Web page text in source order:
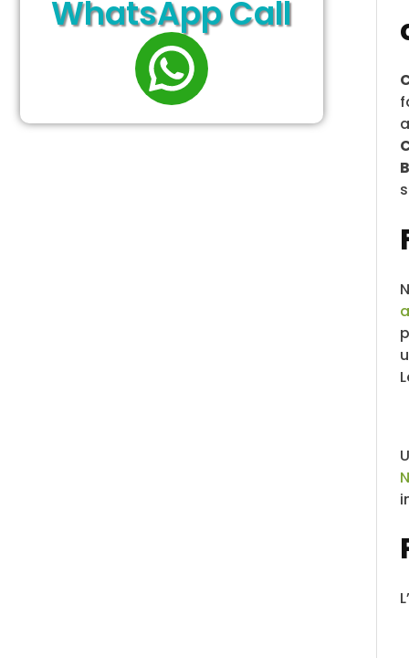
WhatsApp Call